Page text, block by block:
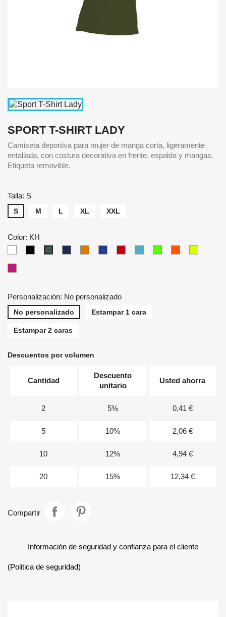
SPORT T-SHIRT LADY
Camiseta deportiva para mujer de manga corta, ligeramente
entallada, con costura decorativa en frente, espalda y mangas.
Etiqueta removible.
Talla: S
S M L XL XXL
Color: KH
Personalización: No personalizado
No personalizado Estampar 1 cara
Estampar 2 caras
Descuentos por volumen
Cantidad
Descuento
unitario
Usted ahorra
2 5% 0,41 €
5 10% 2,06 €
10 12% 4,94 €
20 15% 12,34 €
Compartir
Información de seguridad y confianza para el cliente
(Politica de seguridad)